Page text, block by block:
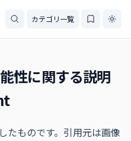
カテゴリ一覧
性に関する説明
たものです。引用元は画像